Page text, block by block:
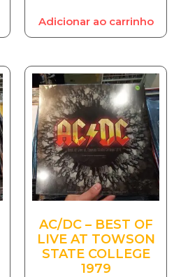
Adicionar ao carrinho
AC/DC – BEST OF
LIVE AT TOWSON
STATE COLLEGE
1979